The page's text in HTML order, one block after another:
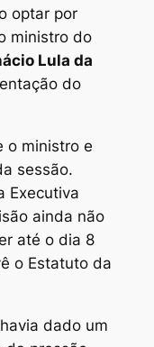
optar por
ministro do
Lula da
do
o ministro e
sessão.
Executiva
ainda não
até o dia 8
o Estatuto da
dado um